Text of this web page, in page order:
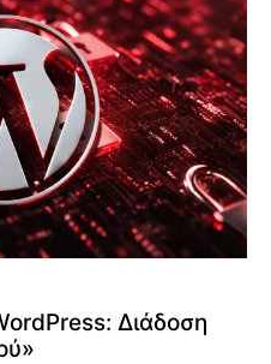
Διάδοση